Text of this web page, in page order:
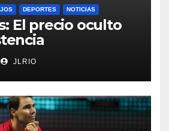
DEPORTES NOTICIAS
El precio oculto
JLRIO